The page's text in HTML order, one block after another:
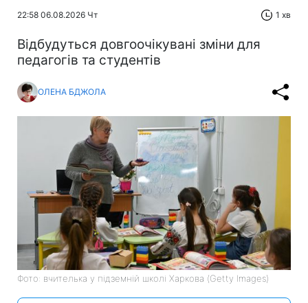
22:58 06.08.2026 Чт 1 хв
Відбудуться довгоочікувані зміни для
педагогів та студентів
ОЛЕНА БДЖОЛА
Фото: вчителька у підземній школі Харкова (Getty Images)